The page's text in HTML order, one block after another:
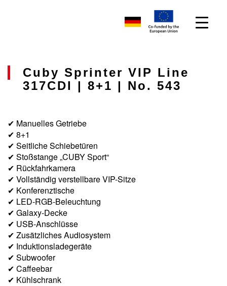
Cuby Sprinter VIP Line
317CDI | 8+1 | No. 543
✔ Manuelles Getriebe
✔ 8+1
✔ Seitliche Schiebetüren
✔ Stoßstange „CUBY Sport“
✔ Rückfahrkamera
✔ Vollständig verstellbare VIP-Sitze
✔ Konferenztische
✔ LED-RGB-Beleuchtung
✔ Galaxy-Decke
✔ USB-Anschlüsse
✔ Zusätzliches Audiosystem
✔ Induktionsladegeräte
✔ Subwoofer
✔ Caffeebar
✔ Kühlschrank